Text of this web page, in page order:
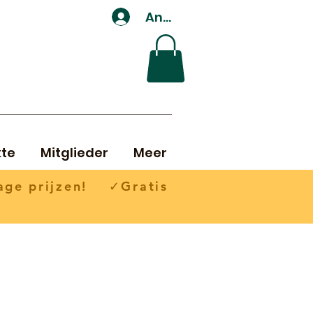
Anmelden
Mitglieder Meer
prijzen! ✓Gratis